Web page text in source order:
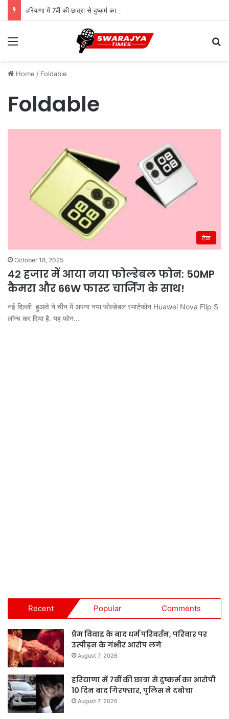
Menu
Home / Foldable
Foldable
टेक
October 18, 2025
42 हजार में आया नया फोल्डेबल फोन: 50MP
कैमरा और 66W फास्ट चार्जिंग के साथ!
नई दिल्ली हुआवे ने चीन में अपना नया फोल्डेबल स्मार्टफोन Huawei Nova Flip S
लॉन्च कर दिया है. यह फोन…
Recent Popular Comments
प्रेम विवाह के बाद धर्म परिवर्तन, परिवार पर
उत्पीड़न के गंभीर आरोप लगे
August 7, 2026
हरियाणा में 7वीं की छात्रा से दुष्कर्म का आरोपी
10 दिन बाद गिरफ्तार, पुलिस ने दबोचा
August 7, 2026